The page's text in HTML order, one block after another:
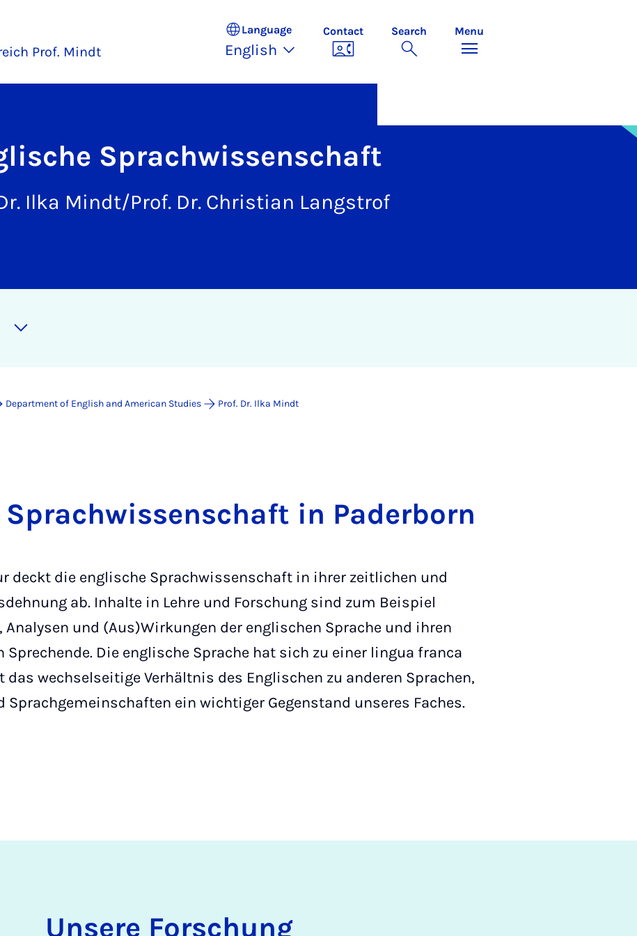
Prof. Mindt
Language
English
Contact Search Menu
Sprac­h­wis­senschaft
Ilka Mindt/Prof. Dr. Christian Langstrof
Department of English and American Studies Prof. Dr. Ilka Mindt
in Paderborn
deckt die englische Sprachwissenschaft in ihrer zeitlichen und
ab. Inhalte in Lehre und Forschung sind zum Beispiel
Analysen und (Aus)Wirkungen der englischen Sprache und ihren
Sprechende. Die englische Sprache hat sich zu einer lingua franca
wechselseitige Verhältnis des Englischen zu anderen Sprachen,
Sprachgemeinschaften ein wichtiger Gegenstand unseres Faches.
Unsere Forschung